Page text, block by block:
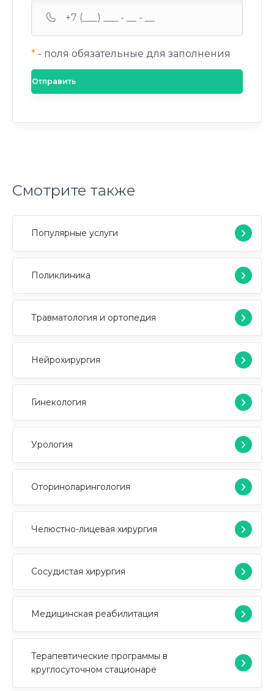
* - поля обязательные для заполнения
Смотрите также
Популярные услуги
Поликлиника
Травматология и ортопедия
Нейрохирургия
Гинекология
Урология
Оториноларингология
Челюстно-лицевая хирургия
Сосудистая хирургия
Медицинская реабилитация
Терапевтические программы в
круглосуточном стационаре